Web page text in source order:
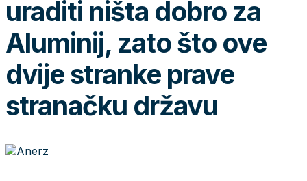
uraditi ništa dobro za
Aluminij, zato što ove
dvije stranke prave
stranačku državu